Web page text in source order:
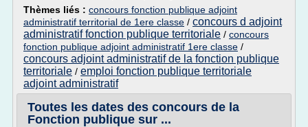
Thèmes liés : concours fonction publique adjoint
administratif territorial de 1ere classe / concours d adjoint
administratif fonction publique territoriale / concours
fonction publique adjoint administratif 1ere classe /
concours adjoint administratif de la fonction publique
territoriale / emploi fonction publique territoriale
adjoint administratif
Toutes les dates des concours de la
Fonction publique sur ...